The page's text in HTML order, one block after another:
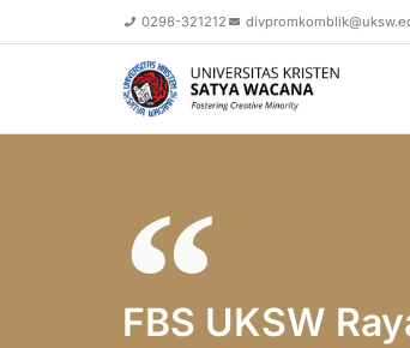
0298-321212
FBS UKSW